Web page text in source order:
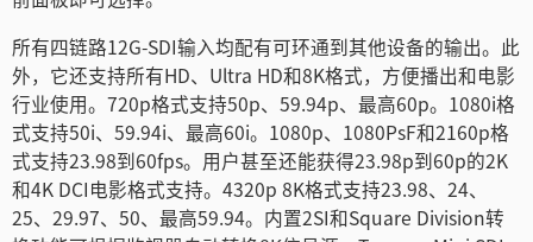
所有四链路12G-SDI输入均配有可环通到其他设备的输出。此
外，它还支持所有HD、Ultra HD和8K格式，方便播出和电影
行业使用。720p格式支持50p、59.94p、最高60p。1080i格
式支持50i、59.94i、最高60i。1080p、1080PsF和2160p格
式支持23.98到60fps。用户甚至还能获得23.98p到60p的2K
和4K DCI电影格式支持。4320p 8K格式支持23.98、24、
25、29.97、50、最高59.94。内置2SI和Square Division转